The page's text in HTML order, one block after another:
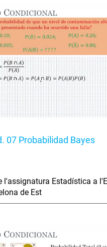
07 Probabilidad Bayes
l'assignatura Estadística a
de Est